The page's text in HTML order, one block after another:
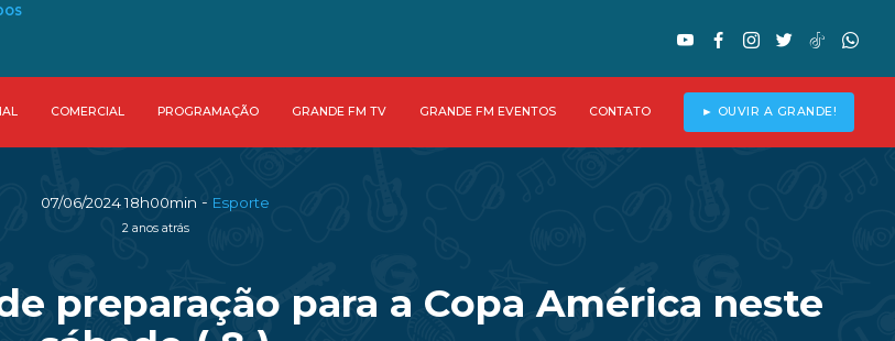
COMERCIAL PROGRAMAÇÃO GRANDE FM TV GRANDE FM EVENTOS CONTATO ► OUVIR A GRANDE!
07/06/2024 18h00min - Esporte
2 anos atrás
preparação para a Copa América neste